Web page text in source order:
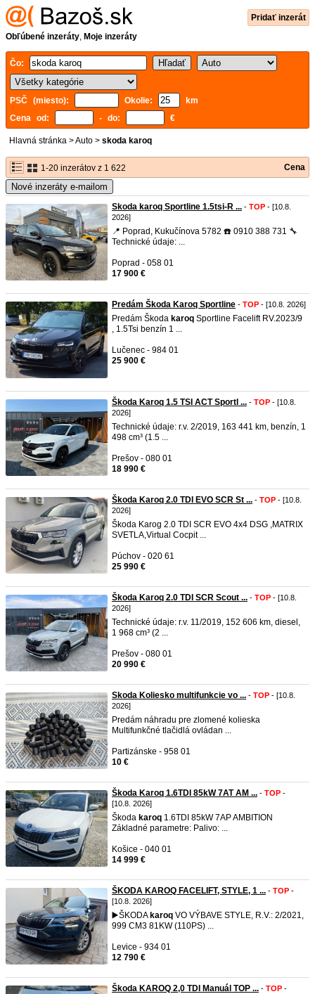
Pridať inzerát
Obľúbené inzeráty, Moje inzeráty
Čo:
PSČ (miesto): Okolie:
km
Cena od:
- do: €
Hlavná stránka >Auto > skoda karoq
1-20 inzerátov z 1 622 Cena
Nové inzeráty e-mailom
Skoda karoq Sportline 1.5tsi-R ... - TOP - [10.8.
2026]
📍 Poprad, Kukučínova 5782 ☎️ 0910 388 731 🔧
Technické údaje: ...
Poprad - 058 01
17 900 €
Predám Škoda Karoq Sportline - TOP - [10.8. 2026]
Predám Škoda karoq Sportline Facelift RV.2023/9
, 1.5Tsi benzín 1 ...
Lučenec - 984 01
25 900 €
Škoda Karoq 1.5 TSI ACT Sportl ... - TOP - [10.8.
2026]
Technické údaje: r.v. 2/2019, 163 441 km, benzín, 1
498 cm³ (1.5 ...
Prešov - 080 01
18 990 €
Škoda Karoq 2.0 TDI EVO SCR St ... - TOP - [10.8.
2026]
Škoda Karog 2.0 TDI SCR EVO 4x4 DSG ,MATRIX
SVETLA,Virtual Cocpit ...
Púchov - 020 61
25 990 €
Škoda Karoq 2.0 TDI SCR Scout ... - TOP - [10.8.
2026]
Technické údaje: r.v. 11/2019, 152 606 km, diesel,
1 968 cm³ (2 ...
Prešov - 080 01
20 990 €
Skoda Koliesko multifunkcie vo ... - TOP - [10.8.
2026]
Predám náhradu pre zlomené kolieska
Multifunkčné tlačidlá ovládan ...
Partizánske - 958 01
10 €
Škoda Karoq 1.6TDI 85kW 7AT AM ... - TOP -
[10.8. 2026]
Škoda karoq 1.6TDI 85kW 7AP AMBITION
Základné parametre: Palivo: ...
Košice - 040 01
14 999 €
ŠKODA KAROQ FACELIFT, STYLE, 1 ... - TOP -
[10.8. 2026]
▶️ŠKODA karoq VO VÝBAVE STYLE, R.V.: 2/2021,
999 CM3 81KW (110PS) ...
Levice - 934 01
12 790 €
Škoda KAROQ 2,0 TDI Manuál TOP ... - TOP -